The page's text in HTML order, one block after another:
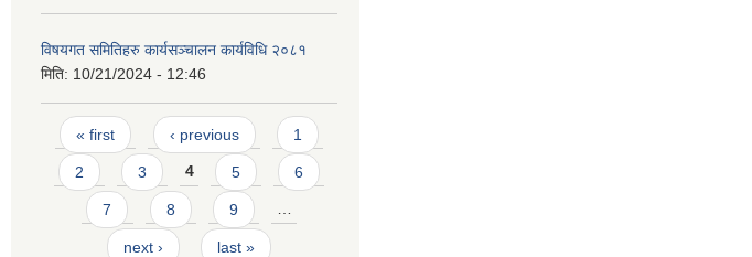
विषयगत समितिहरु कार्यसञ्चालन कार्यविधि २०८१
मिति: 10/21/2024 - 12:46
Pages
« first ‹ previous 1
2 3 4 5 6
7 8 9 …
next › last »